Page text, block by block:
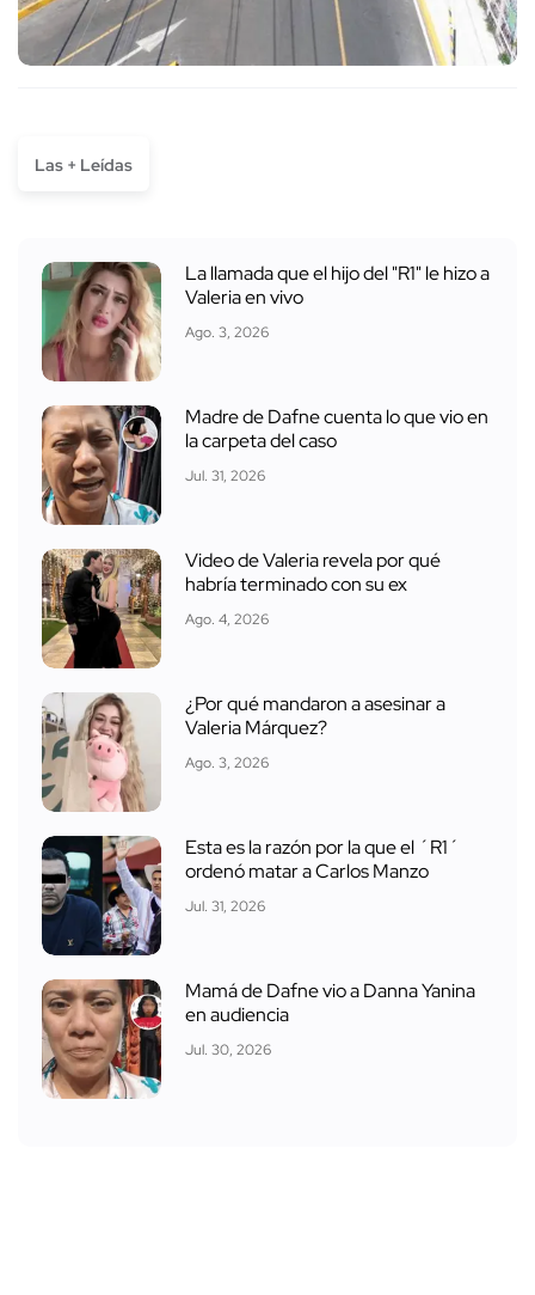
Las + Leídas
La llamada que el hijo del "R1" le hizo a
Valeria en vivo
Ago. 3, 2026
Madre de Dafne cuenta lo que vio en
la carpeta del caso
Jul. 31, 2026
Video de Valeria revela por qué
habría terminado con su ex
Ago. 4, 2026
¿Por qué mandaron a asesinar a
Valeria Márquez?
Ago. 3, 2026
Esta es la razón por la que el ´R1´
ordenó matar a Carlos Manzo
Jul. 31, 2026
Mamá de Dafne vio a Danna Yanina
en audiencia
Jul. 30, 2026